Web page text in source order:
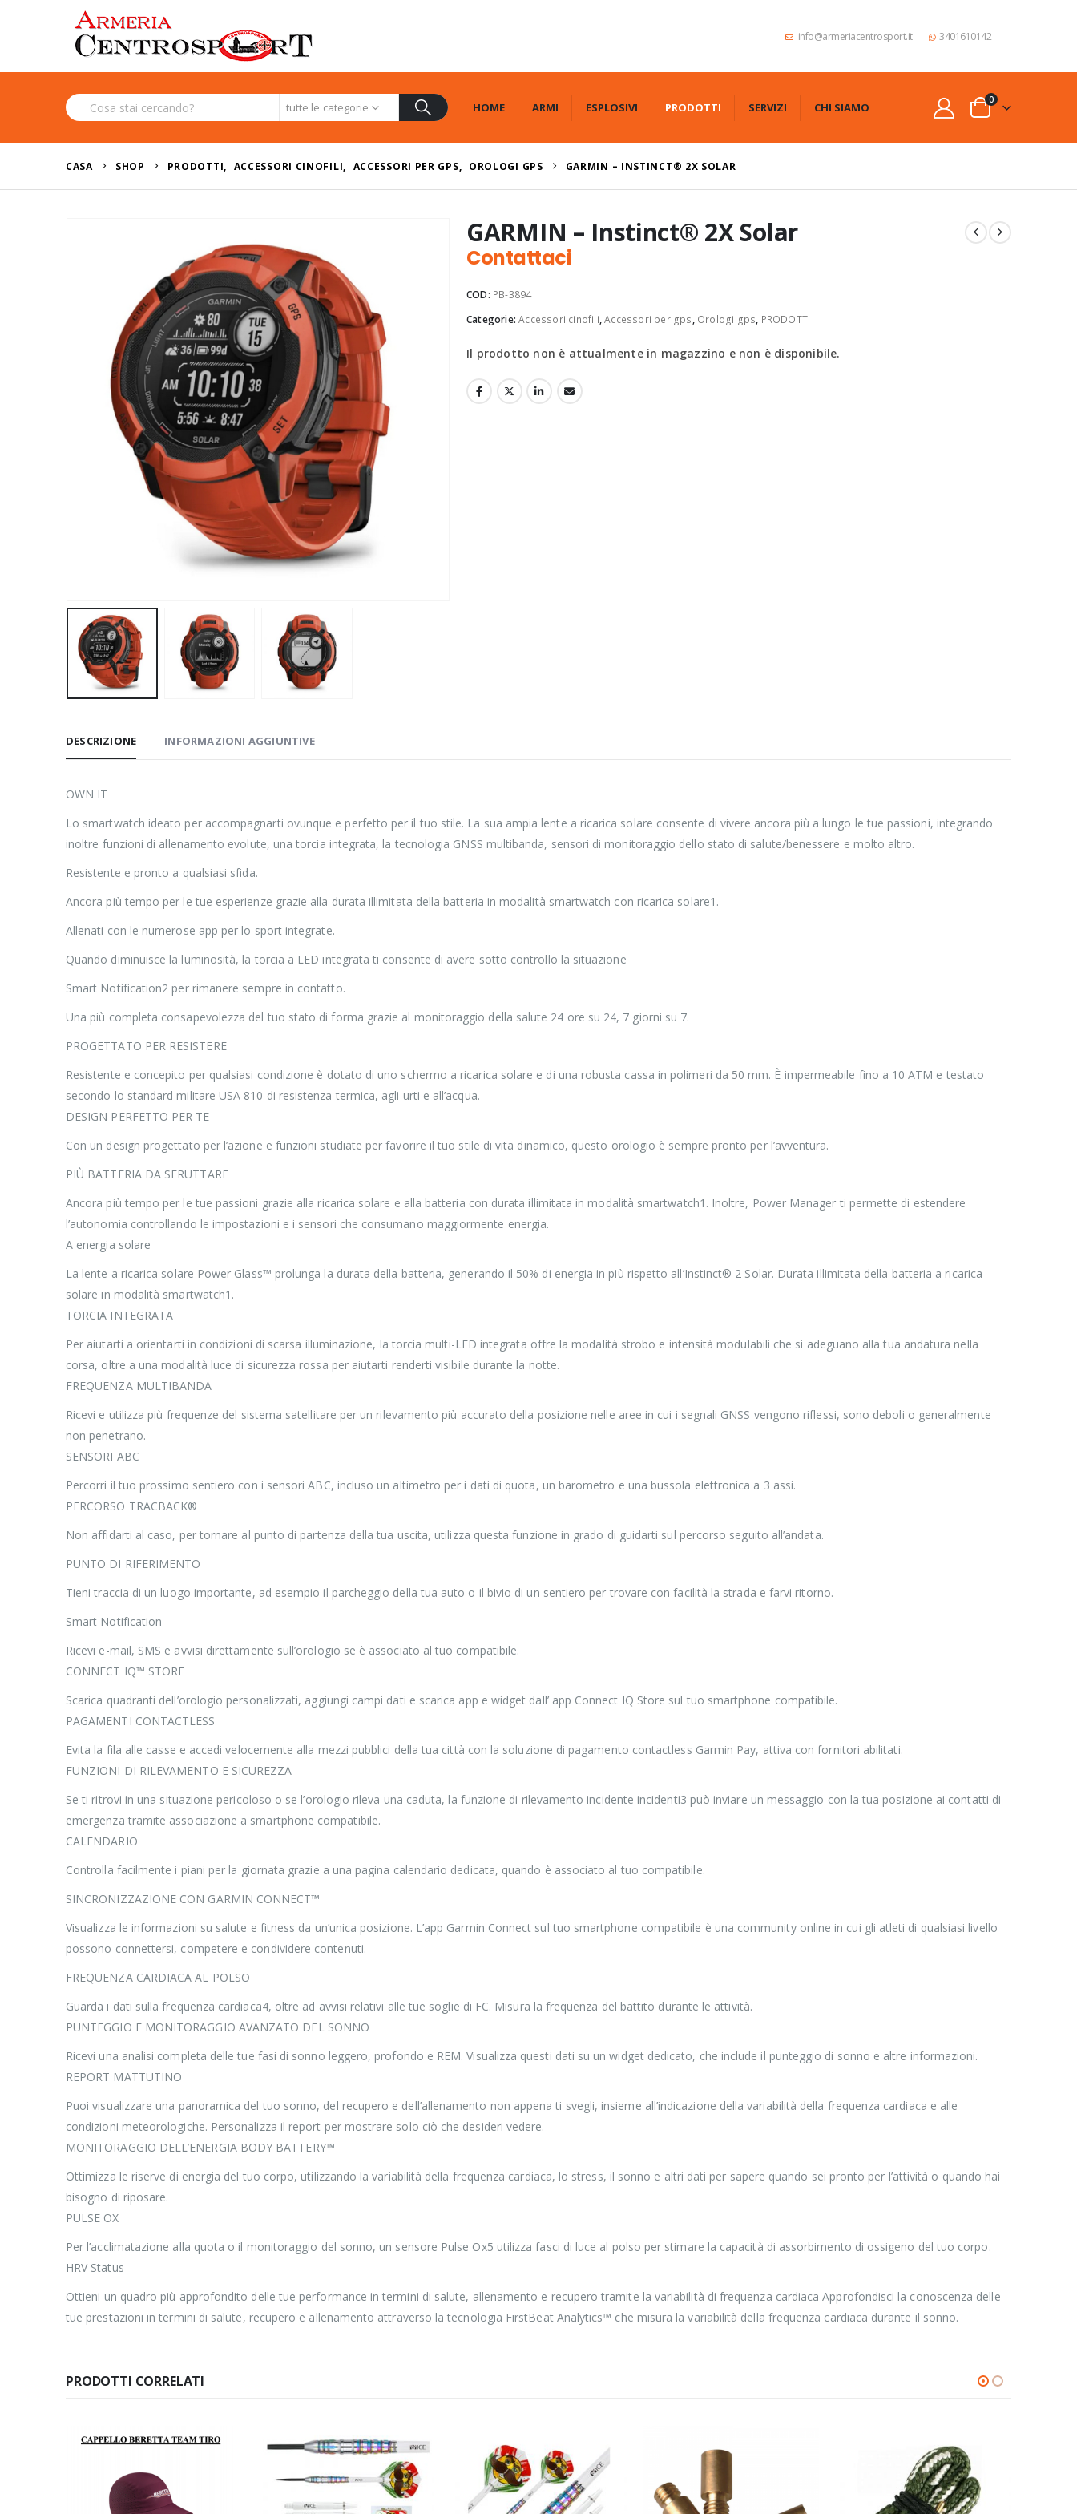
info@armeriacentrosport.it 3401610142
tutte le categorie HOME ARMI ESPLOSIVI PRODOTTI SERVIZI CHI SIAMO
0
CASA SHOP PRODOTTI, ACCESSORI CINOFILI, ACCESSORI PER GPS, OROLOGI GPS GARMIN – INSTINCT® 2X SOLAR
GARMIN – Instinct® 2X Solar
Contattaci
COD: PB-3894
Categorie:Accessori cinofili,Accessori per gps, Orologi gps, PRODOTTI
Il prodotto non è attualmente in magazzino e non è disponibile.
DESCRIZIONE INFORMAZIONI AGGIUNTIVE
OWN IT
Lo smartwatch ideato per accompagnarti ovunque e perfetto per il tuo stile. La sua ampia lente a ricarica solare consente di vivere ancora più a lungo le tue passioni, integrando
inoltre funzioni di allenamento evolute, una torcia integrata, la tecnologia GNSS multibanda, sensori di monitoraggio dello stato di salute/benessere e molto altro.
Resistente e pronto a qualsiasi sfida.
Ancora più tempo per le tue esperienze grazie alla durata illimitata della batteria in modalità smartwatch con ricarica solare1.
Allenati con le numerose app per lo sport integrate.
Quando diminuisce la luminosità, la torcia a LED integrata ti consente di avere sotto controllo la situazione
Smart Notification2 per rimanere sempre in contatto.
Una più completa consapevolezza del tuo stato di forma grazie al monitoraggio della salute 24 ore su 24, 7 giorni su 7.
PROGETTATO PER RESISTERE
Resistente e concepito per qualsiasi condizione è dotato di uno schermo a ricarica solare e di una robusta cassa in polimeri da 50 mm. È impermeabile fino a 10 ATM e testato
secondo lo standard militare USA 810 di resistenza termica, agli urti e all’acqua.
DESIGN PERFETTO PER TE
Con un design progettato per l’azione e funzioni studiate per favorire il tuo stile di vita dinamico, questo orologio è sempre pronto per l’avventura.
PIÙ BATTERIA DA SFRUTTARE
Ancora più tempo per le tue passioni grazie alla ricarica solare e alla batteria con durata illimitata in modalità smartwatch1. Inoltre, Power Manager ti permette di estendere
l’autonomia controllando le impostazioni e i sensori che consumano maggiormente energia.
A energia solare
La lente a ricarica solare Power Glass™ prolunga la durata della batteria, generando il 50% di energia in più rispetto all’Instinct® 2 Solar. Durata illimitata della batteria a ricarica
solare in modalità smartwatch1.
TORCIA INTEGRATA
Per aiutarti a orientarti in condizioni di scarsa illuminazione, la torcia multi-LED integrata offre la modalità strobo e intensità modulabili che si adeguano alla tua andatura nella
corsa, oltre a una modalità luce di sicurezza rossa per aiutarti renderti visibile durante la notte.
FREQUENZA MULTIBANDA
Ricevi e utilizza più frequenze del sistema satellitare per un rilevamento più accurato della posizione nelle aree in cui i segnali GNSS vengono riflessi, sono deboli o generalmente
non penetrano.
SENSORI ABC
Percorri il tuo prossimo sentiero con i sensori ABC, incluso un altimetro per i dati di quota, un barometro e una bussola elettronica a 3 assi.
PERCORSO TRACBACK®
Non affidarti al caso, per tornare al punto di partenza della tua uscita, utilizza questa funzione in grado di guidarti sul percorso seguito all’andata.
PUNTO DI RIFERIMENTO
Tieni traccia di un luogo importante, ad esempio il parcheggio della tua auto o il bivio di un sentiero per trovare con facilità la strada e farvi ritorno.
Smart Notification
Ricevi e-mail, SMS e avvisi direttamente sull’orologio se è associato al tuo compatibile.
CONNECT IQ™ STORE
Scarica quadranti dell’orologio personalizzati, aggiungi campi dati e scarica app e widget dall’ app Connect IQ Store sul tuo smartphone compatibile.
PAGAMENTI CONTACTLESS
Evita la fila alle casse e accedi velocemente alla mezzi pubblici della tua città con la soluzione di pagamento contactless Garmin Pay, attiva con fornitori abilitati.
FUNZIONI DI RILEVAMENTO E SICUREZZA
Se ti ritrovi in una situazione pericoloso o se l’orologio rileva una caduta, la funzione di rilevamento incidente incidenti3 può inviare un messaggio con la tua posizione ai contatti di
emergenza tramite associazione a smartphone compatibile.
CALENDARIO
Controlla facilmente i piani per la giornata grazie a una pagina calendario dedicata, quando è associato al tuo compatibile.
SINCRONIZZAZIONE CON GARMIN CONNECT™
Visualizza le informazioni su salute e fitness da un’unica posizione. L’app Garmin Connect sul tuo smartphone compatibile è una community online in cui gli atleti di qualsiasi livello
possono connettersi, competere e condividere contenuti.
FREQUENZA CARDIACA AL POLSO
Guarda i dati sulla frequenza cardiaca4, oltre ad avvisi relativi alle tue soglie di FC. Misura la frequenza del battito durante le attività.
PUNTEGGIO E MONITORAGGIO AVANZATO DEL SONNO
Ricevi una analisi completa delle tue fasi di sonno leggero, profondo e REM. Visualizza questi dati su un widget dedicato, che include il punteggio di sonno e altre informazioni.
REPORT MATTUTINO
Puoi visualizzare una panoramica del tuo sonno, del recupero e dell’allenamento non appena ti svegli, insieme all’indicazione della variabilità della frequenza cardiaca e alle
condizioni meteorologiche. Personalizza il report per mostrare solo ciò che desideri vedere.
MONITORAGGIO DELL’ENERGIA BODY BATTERY™
Ottimizza le riserve di energia del tuo corpo, utilizzando la variabilità della frequenza cardiaca, lo stress, il sonno e altri dati per sapere quando sei pronto per l’attività o quando hai
bisogno di riposare.
PULSE OX
Per l’acclimatazione alla quota o il monitoraggio del sonno, un sensore Pulse Ox5 utilizza fasci di luce al polso per stimare la capacità di assorbimento di ossigeno del tuo corpo.
HRV Status
Ottieni un quadro più approfondito delle tue performance in termini di salute, allenamento e recupero tramite la variabilità di frequenza cardiaca Approfondisci la conoscenza delle
tue prestazioni in termini di salute, recupero e allenamento attraverso la tecnologia FirstBeat Analytics™ che misura la variabilità della frequenza cardiaca durante il sonno.
PRODOTTI CORRELATI